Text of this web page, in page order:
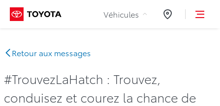
Aller au contenu
Véhicules
Retour aux messages
#TrouvezLaHatch : Trouvez,
conduisez et courez la chance de